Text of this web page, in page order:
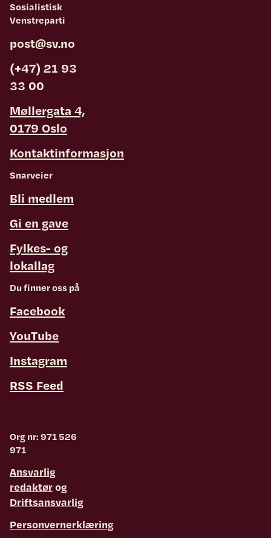
Sosialistisk
Venstreparti
post@sv.no
(+47) 21 93
33 00
Møllergata 4,
0179 Oslo
Kontaktinformasjon
Snarveier
Bli medlem
Gi en gave
Fylkes- og
lokallag
Du finner oss på
Facebook
YouTube
Instagram
RSS Feed
Org nr: 971 526
971
Ansvarlig
redaktørog
Driftsansvarlig
Personvernerklæring